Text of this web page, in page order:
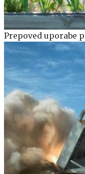
Prepoved uporabe